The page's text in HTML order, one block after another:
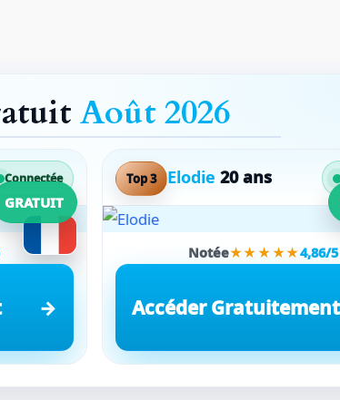
Août 2026
Connectée
GRATUIT
Top 3 Elodie 20 ans
Notée★★★★★4,86/5
Accéder Gratuitement